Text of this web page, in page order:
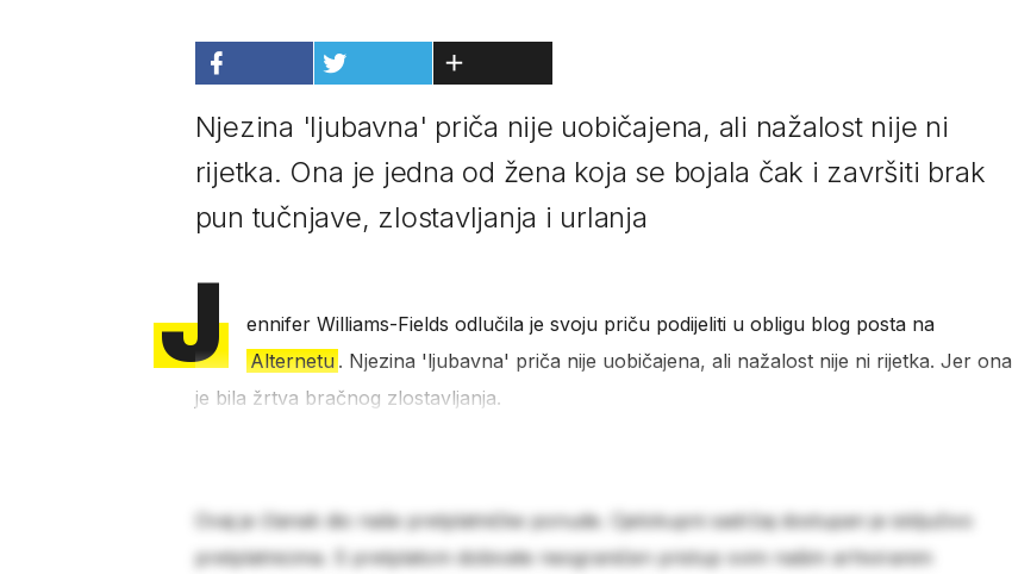
Njezina 'ljubavna' priča nije uobičajena, ali nažalost nije ni
rijetka. Ona je jedna od žena koja se bojala čak i završiti brak
pun tučnjave, zlostavljanja i urlanja
J
ennifer Williams-Fields odlučila je svoju priču podijeliti u obligu blog posta na
Alternetu. Njezina 'ljubavna' priča nije uobičajena, ali nažalost nije ni rijetka. Jer ona
je bila žrtva bračnog zlostavljanja.
Ovaj je članak dio naše pretplatničke ponude. Cjelokupni sadržaj dostupan je isključivo
pretplatnicima. S pretplatom dobivate neograničen pristup svim našim arhiviranim